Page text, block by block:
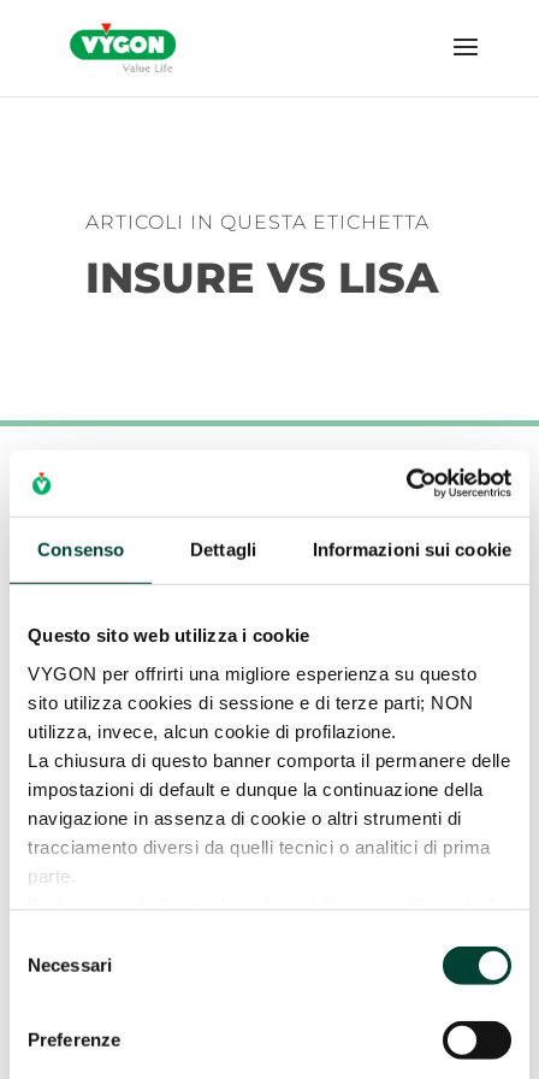
Consenso Dettagli Informazioni sui cookie
Questo sito web utilizza i cookie
VYGON per offrirti una migliore esperienza su questo
sito utilizza cookies di sessione e di terze parti; NON
utilizza, invece, alcun cookie di profilazione.
La chiusura di questo banner comporta il permanere delle
impostazioni di default e dunque la continuazione della
navigazione in assenza di cookie o altri strumenti di
tracciamento diversi da quelli tecnici o analitici di prima
parte.
sta visitando. La prosecuzione della navigazione,
mediante consenso (pressione sul pulsante “ACCETTA
TUTTI”), comporta l'accettazione all'uso dei cookies.
Per maggiori informazioni o se vuoi negare il consenso a
delNecessari
Preferenze
ARTICOLI IN QUESTA ETICHETTA
INSURE VS LISA
INSURE VS LISA
daVygon Italia| 2 Mar 2022